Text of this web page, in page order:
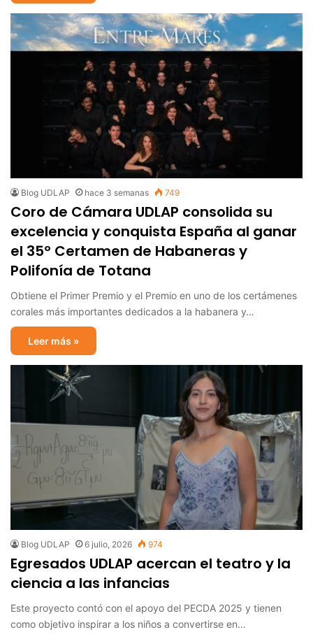
Blog UDLAP hace 3 semanas 749
Coro de Cámara UDLAP consolida su
excelencia y conquista España al ganar
el 35º Certamen de Habaneras y
Polifonía de Totana
Obtiene el Primer Premio y el Premio en uno de los certámenes
corales más importantes dedicados a la habanera y…
Leer más »
Blog UDLAP 6 julio, 2026 974
Egresados UDLAP acercan el teatro y la
ciencia a las infancias
Este proyecto contó con el apoyo del PECDA 2025 y tienen
como objetivo inspirar a los niños a convertirse en…